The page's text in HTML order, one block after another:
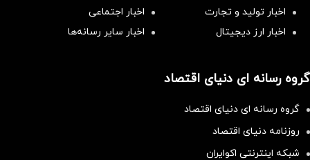
اخبار تولید و تجارت
اخبار اجتماعی
اخبار ارز دیجیتال
اخبار سایر رسانه‌‌ها
گروه رسانه ای دنیای اقتصاد
گروه رسانه ای دنیای اقتصاد
روزنامه دنیای اقتصاد
شبکه اینترنتی اکوایران